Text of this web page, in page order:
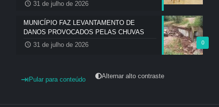
31 de julho de 2026
0
MUNICÍPIO FAZ LEVANTAMENTO DE
DANOS PROVOCADOS PELAS CHUVAS
31 de julho de 2026
Pular para conteúdo Alternar alto contraste